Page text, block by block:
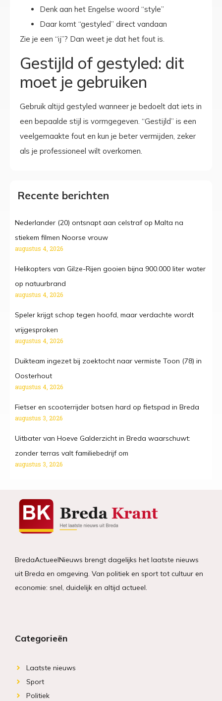
Denk aan het Engelse woord “style”
Daar komt “gestyled” direct vandaan
Zie je een “ij”? Dan weet je dat het fout is.
Gestijld of gestyled: dit
moet je gebruiken
Gebruik altijd gestyled wanneer je bedoelt dat iets in
een bepaalde stijl is vormgegeven. “Gestijld” is een
veelgemaakte fout en kun je beter vermijden, zeker
als je professioneel wilt overkomen.
Recente berichten
Nederlander (20) ontsnapt aan celstraf op Malta na
stiekem filmen Noorse vrouw
augustus 4, 2026
Helikopters van Gilze-Rijen gooien bijna 900.000 liter water
op natuurbrand
augustus 4, 2026
Speler krijgt schop tegen hoofd, maar verdachte wordt
vrijgesproken
augustus 4, 2026
Duikteam ingezet bij zoektocht naar vermiste Toon (78) in
Oosterhout
augustus 4, 2026
Fietser en scooterrijder botsen hard op fietspad in Breda
augustus 3, 2026
Uitbater van Hoeve Galder­zicht in Breda waarschuwt:
zonder terras valt familiebe­drijf om
augustus 3, 2026
BredaActueelNieuws brengt dagelijks het laatste nieuws
uit Breda en omgeving. Van politiek en sport tot cultuur en
economie: snel, duidelijk en altijd actueel.
Categorieën
Laatste nieuws
Sport
Politiek